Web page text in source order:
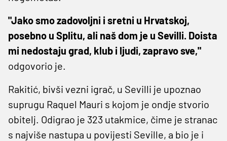
"Jako smo zadovoljni i sretni u Hrvatskoj,
posebno u Splitu, ali naš dom je u Sevilli. Doista
mi nedostaju grad, klub i ljudi, zapravo sve,"
odgovorio je.
Rakitić, bivši vezni igrač, u Sevilli je upoznao
suprugu Raquel Mauri s kojom je ondje stvorio
obitelj. Odigrao je 323 utakmice, čime je stranac
s najviše nastupa u povijesti Seville, a bio je i